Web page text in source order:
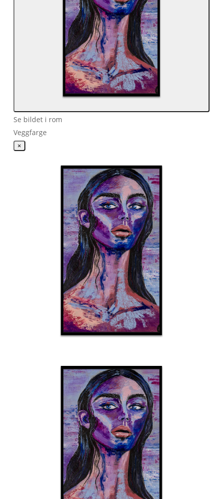
Se bildet i rom
Veggfarge
×